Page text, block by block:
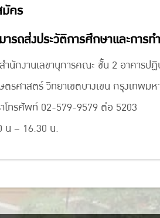
คร
รถส่งประวัติการศึกษาและการท
ำนักงานเลขานุการคณะ ชั้น 2 อาคาร
รศาสตร์ วิทยาเขตบางเขน กรุงเทพม
ทรศัพท์ 02-579-9579 ต่อ 5203
น – 16.30 น.